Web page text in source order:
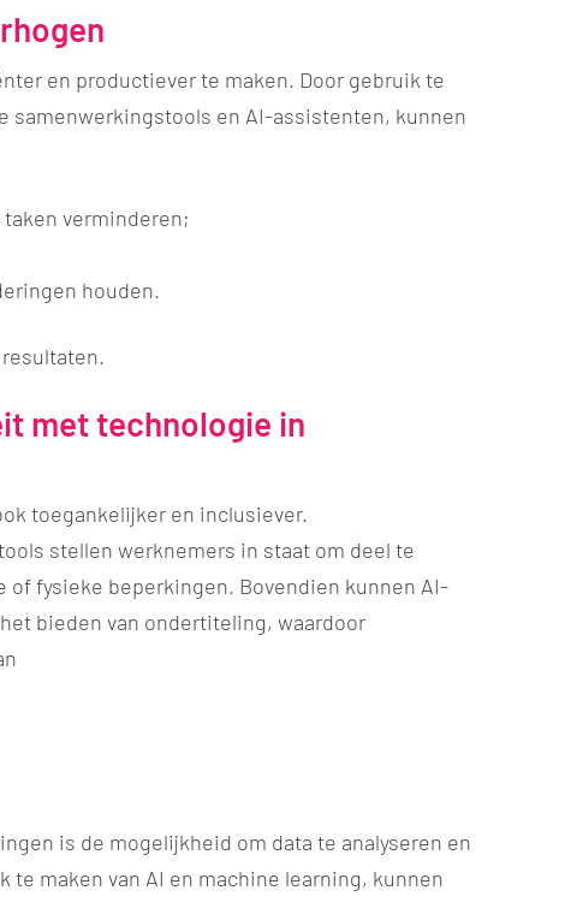
en productiever te maken. Door gebruik te
samenwerkingstools en AI-assistenten, kunnen
verminderen;
houden.
met technologie in
toegankelijker en inclusiever.
stellen werknemers in staat om deel te
fysieke beperkingen. Bovendien kunnen AI-
bieden van ondertiteling, waardoor
is de mogelijkheid om data te analyseren en
maken van AI en machine learning, kunnen